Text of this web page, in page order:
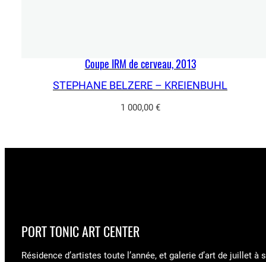
Coupe IRM de cerveau, 2013
STEPHANE BELZERE – KREIENBUHL
1 000,00 €
PORT TONIC ART CENTER
Résidence d’artistes toute l’année, et galerie d’art de juillet à